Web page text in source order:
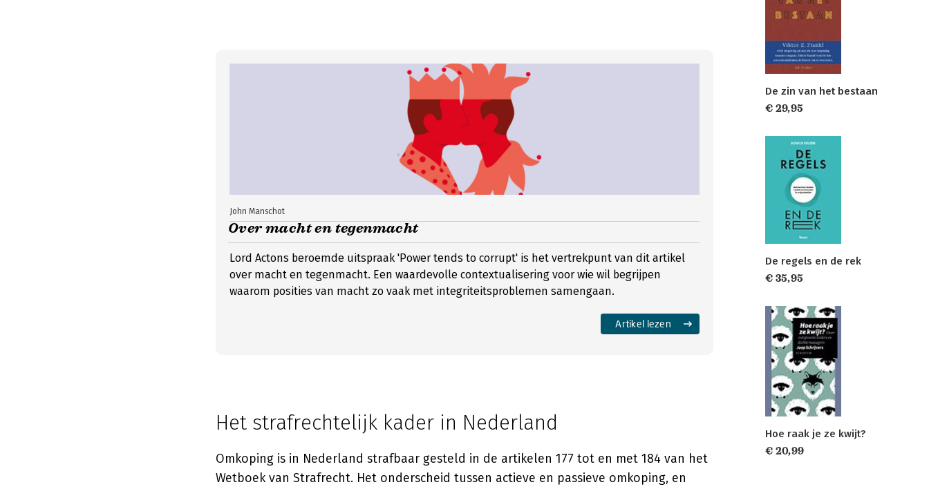
Over macht en tegenmacht
John Manschot
Lord Actons beroemde uitspraak 'Power tends to corrupt' is het vertrekpunt van dit artikel
over macht en tegenmacht. Een waardevolle contextualisering voor wie wil begrijpen
waarom posities van macht zo vaak met integriteitsproblemen samengaan.
Artikel lezen
Het strafrechtelijk kader in Nederland
Omkoping is in Nederland strafbaar gesteld in de artikelen 177 tot en met 184 van het
Wetboek van Strafrecht. Het onderscheid tussen actieve en passieve omkoping, en
De zin van het bestaan
€ 29,95
De regels en de rek
€ 35,95
Hoe raak je ze kwijt?
€ 20,99